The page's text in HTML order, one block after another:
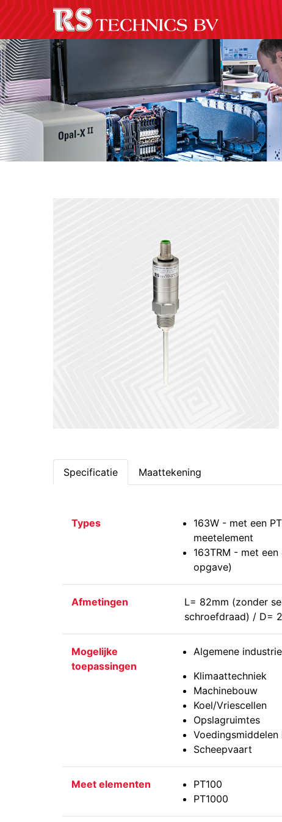
Specificatie Maattekening
Types
163W - met een
meetelement
163TRM - met
opgave)
Afmetingen
L= 82mm (zonder
schroefdraad) / D=
Mogelijke
toepassingen
Algemene industrie
Klimaattechniek
Machinebouw
Koel/Vriescellen
Opslagruimtes
Voedingsmiddelen
Scheepvaart
Meet elementen
PT100
PT1000